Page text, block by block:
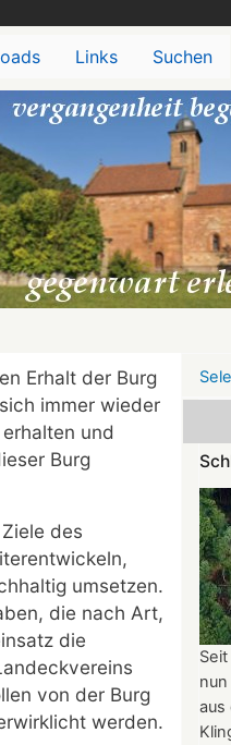
Links Suchen
Erhalt der Burg
immer wieder
und
Burg
des
umsetzen.
die nach Art,
die
von der Burg
werden.
aus